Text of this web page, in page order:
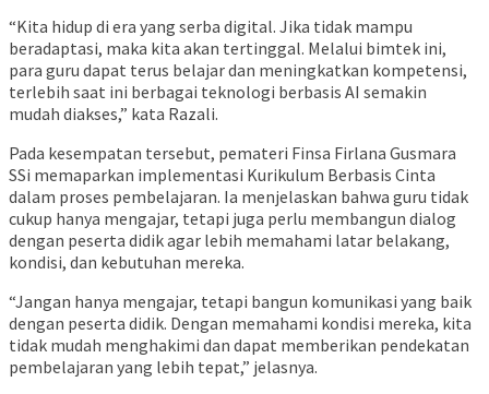
“Kita hidup di era yang serba digital. Jika tidak mampu
beradaptasi, maka kita akan tertinggal. Melalui bimtek ini,
para guru dapat terus belajar dan meningkatkan kompetensi,
terlebih saat ini berbagai teknologi berbasis AI semakin
mudah diakses,” kata Razali.
Pada kesempatan tersebut, pemateri Finsa Firlana Gusmara
SSi memaparkan implementasi Kurikulum Berbasis Cinta
dalam proses pembelajaran. Ia menjelaskan bahwa guru tidak
cukup hanya mengajar, tetapi juga perlu membangun dialog
dengan peserta didik agar lebih memahami latar belakang,
kondisi, dan kebutuhan mereka.
“Jangan hanya mengajar, tetapi bangun komunikasi yang baik
dengan peserta didik. Dengan memahami kondisi mereka, kita
tidak mudah menghakimi dan dapat memberikan pendekatan
pembelajaran yang lebih tepat,” jelasnya.